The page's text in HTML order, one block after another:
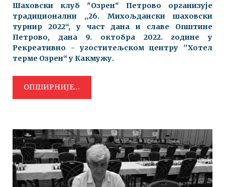
Шаховски клуб "Озрен" Петрово организује
традиционални „26. Михољдански шаховски
турнир 2022“, у част дана и славе Општине
Петрово, дана 9. октобра 2022. године у
Рекреативно - угоститељском центру ''Хотел
терме Озрен“ у Какмужу.
ОПШИРНИЈЕ...